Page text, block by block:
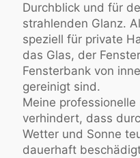
Durchblick und für
strahlenden Glanz.
speziell für private
das Glas, der
Fensterbank von
gereinigt sind.
Meine professionelle
verhindert, dass
Wetter und Sonne
dauerhaft